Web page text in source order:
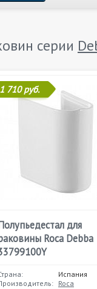
серии
1 710 руб.
для
Roca Debba
Испания
Roca